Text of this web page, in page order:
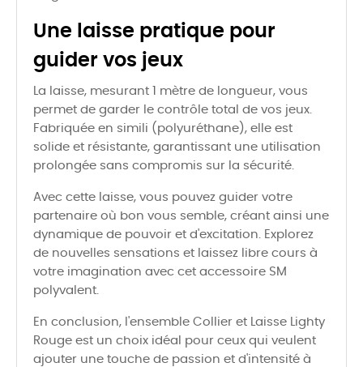
Une laisse pratique pour
guider vos jeux
La laisse, mesurant 1 mètre de longueur, vous
permet de garder le contrôle total de vos jeux.
Fabriquée en simili (polyuréthane), elle est
solide et résistante, garantissant une utilisation
prolongée sans compromis sur la sécurité.
Avec cette laisse, vous pouvez guider votre
partenaire où bon vous semble, créant ainsi une
dynamique de pouvoir et d'excitation. Explorez
de nouvelles sensations et laissez libre cours à
votre imagination avec cet accessoire SM
polyvalent.
En conclusion, l'ensemble Collier et Laisse Lighty
Rouge est un choix idéal pour ceux qui veulent
ajouter une touche de passion et d'intensité à